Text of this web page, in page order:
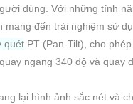
dùng. Với những tính
mang đến trải nghiệm sử
quét PT (Pan-Tilt), cho
ngang 340 độ và quay
lại hình ảnh sắc nét và